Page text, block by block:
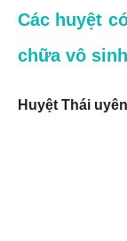
Các huyệt
chữa vô
Huyệt Thái